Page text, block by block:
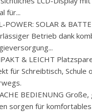
für...
POWER: SOLAR &
Betrieb dank
& LEICHT
für Schreibtisch, Schule
BEDIENUNG
sorgen für